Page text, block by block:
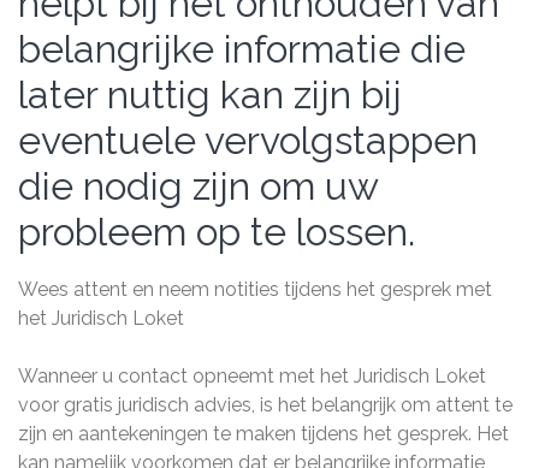
belangrijke informatie die
later nuttig kan zijn bij
eventuele vervolgstappen
die nodig zijn om uw
probleem op te lossen.
Wees attent en neem notities tijdens het gesprek met
het Juridisch Loket
Wanneer u contact opneemt met het Juridisch Loket
voor gratis juridisch advies, is het belangrijk om attent te
zijn en aantekeningen te maken tijdens het gesprek. Het
kan namelijk voorkomen dat er belangrijke informatie